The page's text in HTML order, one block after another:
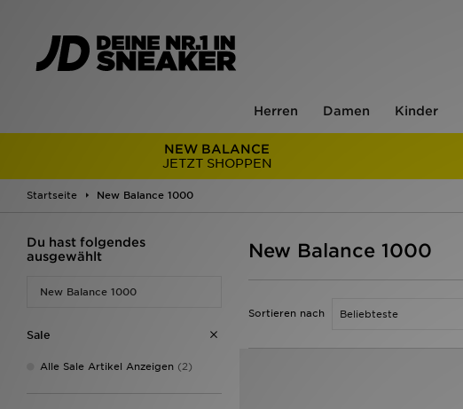
Herren Damen Kinder
NEW BALANCE
JETZT SHOPPEN
Startseite New Balance 1000
Du hast folgendes
ausgewählt
New Balance 1000
Sale
Alle Sale Artikel Anzeigen (2)
New Balance 1000
Sortieren nach